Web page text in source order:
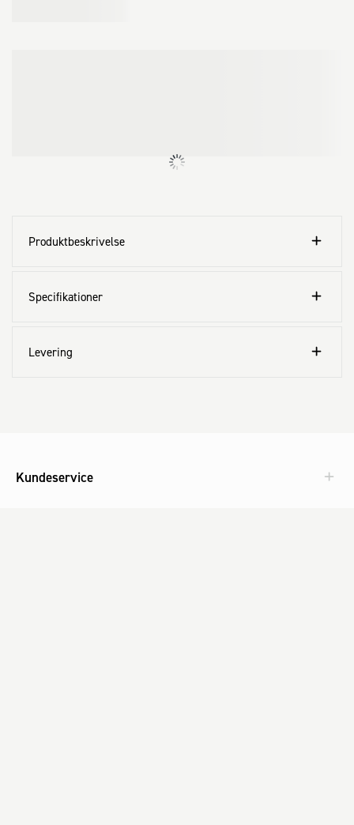
Produktbeskrivelse
Specifikationer
Levering
Kundeservice